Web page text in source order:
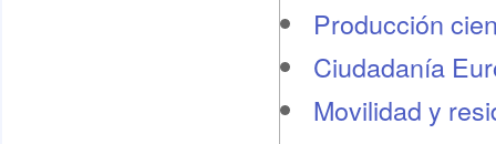
Producción
Ciudadanía
Movilidad y